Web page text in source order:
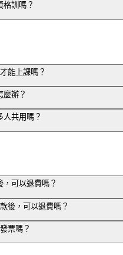
府單位開設招生，
理單位進行詢問。
格訓嗎？
單位開設招生，
課程
管理單位進行詢問。
能上課嗎？
即可購買課程並開始學習。
或是其他電子信箱來進行
麼辦？
輸入註冊信箱即可收到密碼
人共用嗎？
限個人使用，不可與他人
，可以退費嗎？
即可提出退費申請。
後，可以退費嗎？
性，僅受理
票嗎？